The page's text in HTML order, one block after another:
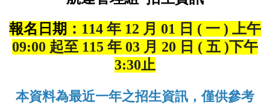
報名日期： 114 年 12 月 01 日 ( 一 ) 上午
09:00 起至 115 年 03 月 20 日 ( 五 )下午
3:30止
本資料為最近一年之招生資訊，僅供參考